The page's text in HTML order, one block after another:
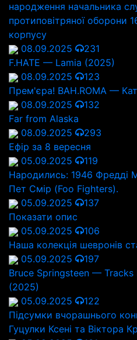
народження начальника
протиповітряної оборони
корпусу
08.09.2025
231
F.HATE — Lamia (2025)
08.09.2025
123
Прем'єра! BAH.ROMA —
08.09.2025
132
Far from Alaska
08.09.2025
293
Ефір за 8 вересня
05.09.2025
119
Народились: 1946 Фредді
Пет Смір (Foo Fighters).
05.09.2025
137
Показати опис
05.09.2025
106
Наша колекція шевронів
05.09.2025
197
Bruce Springsteen — Tracks
(2025)
05.09.2025
122
Підсумки вчорашнього
Гуцулки Ксені та Віктора